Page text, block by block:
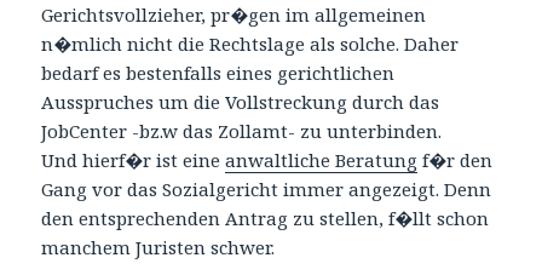
Gerichtsvollzieher, pr�gen im allgemeinen
n�mlich nicht die Rechtslage als solche. Daher
bedarf es bestenfalls eines gerichtlichen
Ausspruches um die Vollstreckung durch das
JobCenter -bz.w das Zollamt- zu unterbinden.
Und hierf�r ist eineanwaltliche Beratung f�r den
Gang vor das Sozialgericht immer angezeigt. Denn
den entsprechenden Antrag zu stellen, f�llt schon
manchem Juristen schwer.